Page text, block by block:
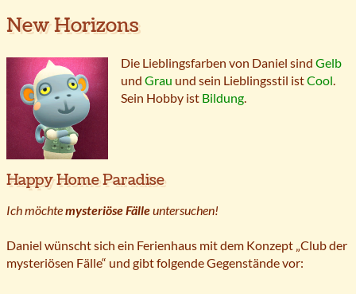
New Horizons
Die Lieblingsfarben von Daniel sind Gelb
und Grau und sein Lieblingsstil istCool.
Sein Hobby ist Bildung.
Happy Home Paradise
Ich möchtemysteriöse Fälleuntersuchen!
Daniel wünscht sich ein Ferienhaus mit dem Konzept „Club der
mysteriösen Fälle“ und gibt folgende Gegenstände vor: